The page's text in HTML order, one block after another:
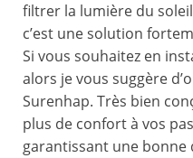
filtrer la lumière du
c’est une solution
Si vous souhaitez en
alors je vous suggère
Surenhap. Très bien
plus de confort à vos
garantissant une